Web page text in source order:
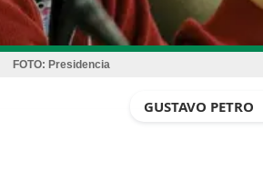
FOTO: Presidencia
GUSTAVO PETRO